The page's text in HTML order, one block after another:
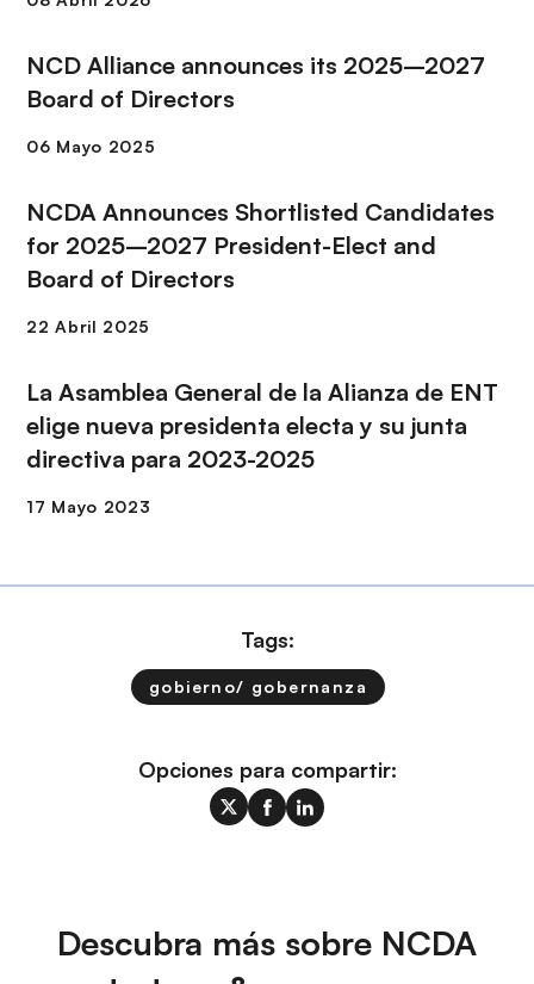
NCD Alliance announces its 2025–2027
Board of Directors
NCDA Announces Shortlisted Candidates
for 2025–2027 President-Elect and
Board of Directors
La Asamblea General de la Alianza de ENT
elige nueva presidenta electa y su junta
directiva para 2023-2025
Tags:
gobierno/ gobernanza
Opciones para compartir:
Descubra más sobre NCDA